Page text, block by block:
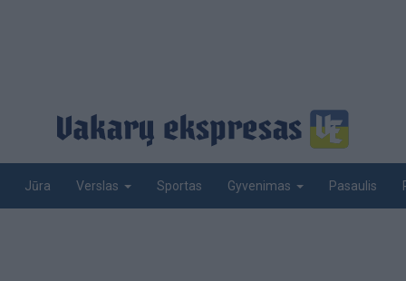
Jūra Verslas Sportas Gyvenimas Pasaulis